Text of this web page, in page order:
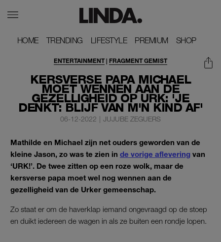
HOME
HOME TRENDING
TRENDING LIFESTYLE
LIFESTYLE PREMIUM
PREMIUM SHOP
SHOP
KERSVERSE PAPA MICHAEL
MOET WENNEN AAN DE
GEZELLIGHEID OP URK: 'JE
DENKT: BLIJF VAN M'N KIND AF'
ENTERTAINMENT | FRAGMENT GEMIST
06-12-2022 | JUJUBE ZEGUERS
Mathilde en Michael zijn net ouders geworden van de
kleine Jason, zo was te zien in de vorige aflevering van
‘URK!’. De twee zitten op een roze wolk, maar de
kersverse papa moet wel nog wennen aan de
gezelligheid van de Urker gemeenschap.
Zo staat er om de haverklap iemand ongevraagd op de stoep
en duikt iedereen de wagen in als ze buiten een rondje lopen.